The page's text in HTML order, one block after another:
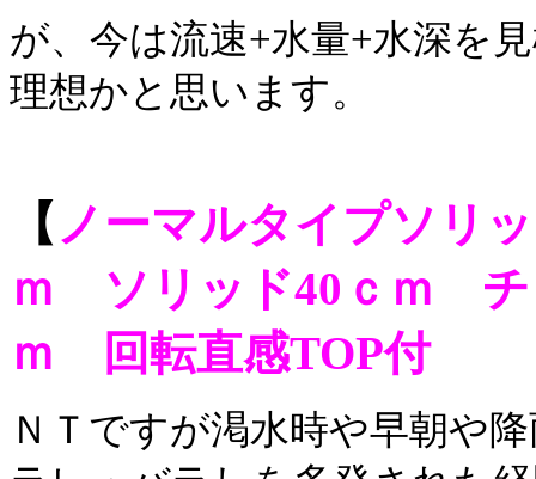
が、今は流速+水量+水深を
理想かと思います。
【 ノーマルタイプソリ
ｍ ソリッド40ｃｍ チ
ｍ 回転直感TOP付
ＮＴですが渇水時や早朝や